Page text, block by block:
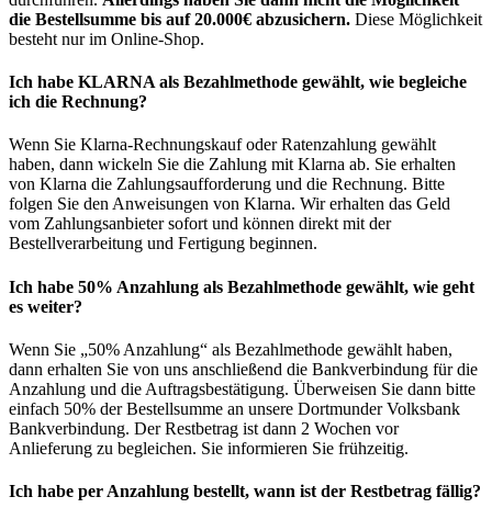
die Bestellsumme bis auf 20.000€ abzusichern. Diese Möglichkeit
besteht nur im Online-Shop.
Ich habe KLARNA als Bezahlmethode gewählt, wie begleiche
ich die Rechnung?
Wenn Sie Klarna-Rechnungskauf oder Ratenzahlung gewählt
haben, dann wickeln Sie die Zahlung mit Klarna ab. Sie erhalten
von Klarna die Zahlungsaufforderung und die Rechnung. Bitte
folgen Sie den Anweisungen von Klarna. Wir erhalten das Geld
vom Zahlungsanbieter sofort und können direkt mit der
Bestellverarbeitung und Fertigung beginnen.
Ich habe 50% Anzahlung als Bezahlmethode gewählt, wie geht
es weiter?
Wenn Sie „50% Anzahlung“ als Bezahlmethode gewählt haben,
dann erhalten Sie von uns anschließend die Bankverbindung für die
Anzahlung und die Auftragsbestätigung. Überweisen Sie dann bitte
einfach 50% der Bestellsumme an unsere Dortmunder Volksbank
Bankverbindung. Der Restbetrag ist dann 2 Wochen vor
Anlieferung zu begleichen. Sie informieren Sie frühzeitig.
Ich habe per Anzahlung bestellt, wann ist der Restbetrag fällig?